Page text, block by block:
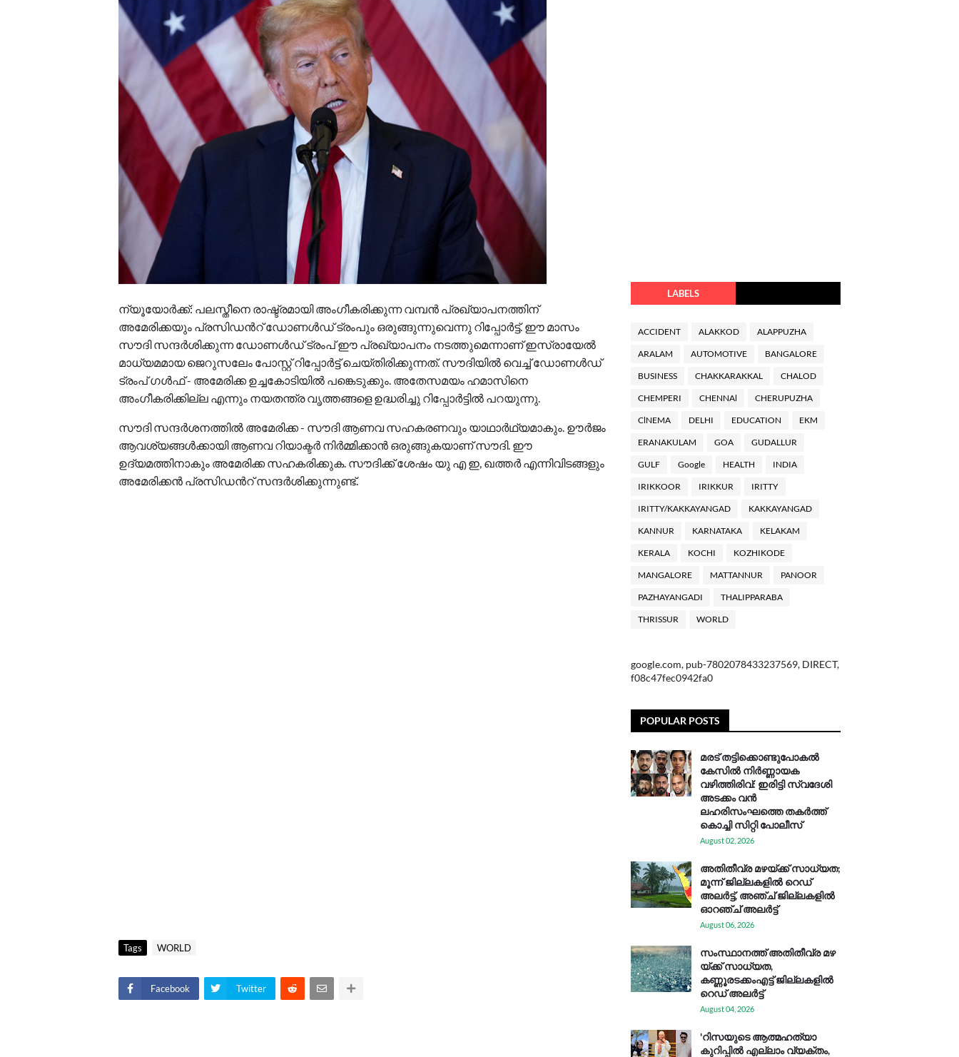
ന്യൂയോർക്ക്: പലസ്തീനെ രാഷ്ട്രമായി അംഗീകരിക്കുന്ന വമ്പൻ പ്രഖ്യാപനത്തിന്
അമേരിക്കയും പ്രസിഡന്‍റ് ഡോണൾഡ് ട്രംപും ഒരുങ്ങുന്നുവെന്നു റിപ്പോർട്ട്. ഈ മാസം
സൗദി സന്ദർശിക്കുന്ന ഡോണൾഡ് ട്രംപ് ഈ പ്രഖ്യാപനം നടത്തുമെന്നാണ് ഇസ്രായേൽ
മാധ്യമമായ ജെറുസലേം പോസ്റ്റ് റിപ്പോർട്ട് ചെയ്തിരിക്കുന്നത്. സൗദിയിൽ വെച്ച് ഡോണൾഡ്
ട്രംപ് ഗൾഫ് - അമേരിക്ക ഉച്ചകോടിയിൽ പങ്കെടുക്കും. അതേസമയം ഹമാസിനെ
അംഗീകരിക്കില്ല എന്നും നയതന്ത്ര വൃത്തങ്ങളെ ഉദ്ധരിച്ചു റിപ്പോർട്ടിൽ പറയുന്നു.
സൗദി സന്ദർശനത്തിൽ അമേരിക്ക - സൗദി ആണവ സഹകരണവും യാഥാർഥ്യമാകും. ഊർജം
ആവശ്യങ്ങൾക്കായി ആണവ റിയാക്ടർ നിർമ്മിക്കാൻ ഒരുങ്ങുകയാണ് സൗദി. ഈ
ഉദ്യമത്തിനാകും അമേരിക്ക സഹകരിക്കുക. സൗദിക്ക് ശേഷം യു എ ഇ, ഖത്തർ എന്നിവിടങ്ങളും
അമേരിക്കൻ പ്രസിഡന്‍റ് സന്ദർശിക്കുന്നുണ്ട്.
Tags WORLD
Facebook Twitter
LABELS
ACCIDENT ALAKKOD ALAPPUZHA
ARALAM AUTOMOTIVE BANGALORE
BUSINESS CHAKKARAKKAL CHALOD
CHEMPERI CHENNAl CHERUPUZHA
ClNEMA DELHI EDUCATION EKM
ERANAKULAM GOA GUDALLUR
GULF Google HEALTH INDIA
IRIKKOOR IRIKKUR IRITTY
IRITTY/KAKKAYANGAD KAKKAYANGAD
KANNUR KARNATAKA KELAKAM
KERALA KOCHI KOZHIKODE
MANGALORE MATTANNUR PANOOR
PAZHAYANGADI THALIPPARABA
THRISSUR WORLD
google.com, pub-7802078433237569, DIRECT,
f08c47fec0942fa0
POPULAR POSTS
മരട് തട്ടിക്കൊണ്ടുപോകൽ
കേസിൽ നിർണ്ണായക
വഴിത്തിരിവ്: ഇരിട്ടി സ്വദേശി
അടക്കം വൻ
ലഹരിസംഘത്തെ തകർത്ത്
കൊച്ചി സിറ്റി പോലീസ്
August 02, 2026
അതിതീവ്ര മഴയ്ക്ക് സാധ്യത;
മൂന്ന് ജില്ലകളിൽ റെഡ്
അലർട്ട്, അഞ്ച് ജില്ലകളിൽ
ഓറഞ്ച് അലർട്ട്
August 06, 2026
സം​സ്ഥാ​ന​ത്ത് അ​തി​തീ​വ്ര മ​ഴ​
യ്ക്ക് സാ​ധ്യ​ത,
കണ്ണൂരടക്കംഎ​ട്ട് ജി​ല്ല​ക​ളി​ൽ
റെ​ഡ് അ​ലർ​ട്ട്
August 04, 2026
'റിസയുടെ ആത്മഹത്യാ
കുറിപ്പിൽ എല്ലാം വ്യക്തം,